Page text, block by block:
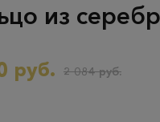
из
руб. 2 084 руб.